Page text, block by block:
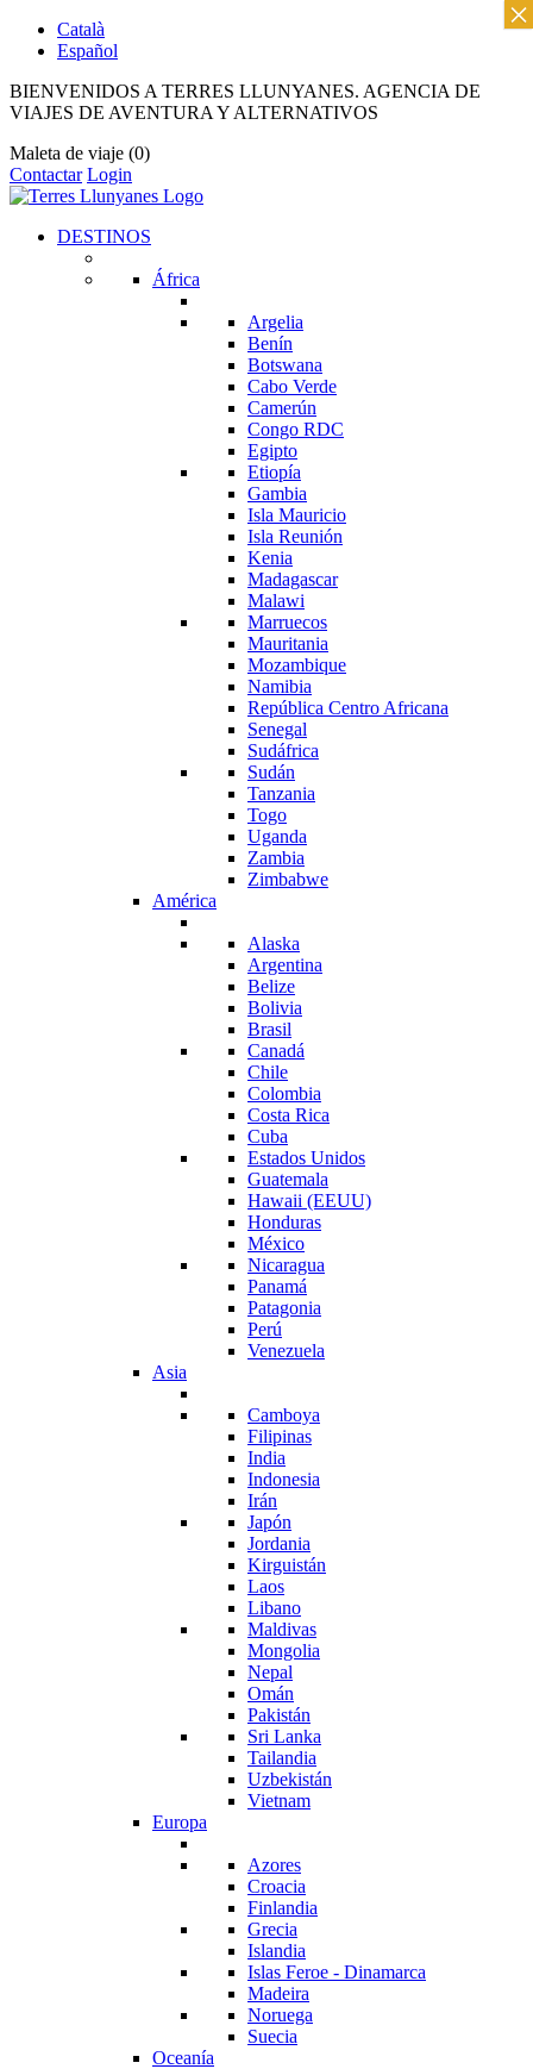
Català
Español
BIENVENIDOS A TERRES LLUNYANES. AGENCIA DE
VIAJES DE AVENTURA Y ALTERNATIVOS
Maleta de viaje (0)
Contactar Login
DESTINOS
África
Argelia
Benín
Botswana
Cabo Verde
Camerún
Congo RDC
Egipto
Etiopía
Gambia
Isla Mauricio
Isla Reunión
Kenia
Madagascar
Malawi
Marruecos
Mauritania
Mozambique
Namibia
República Centro Africana
Senegal
Sudáfrica
Sudán
Tanzania
Togo
Uganda
Zambia
Zimbabwe
América
Alaska
Argentina
Belize
Bolivia
Brasil
Canadá
Chile
Colombia
Costa Rica
Cuba
Estados Unidos
Guatemala
Hawaii (EEUU)
Honduras
México
Nicaragua
Panamá
Patagonia
Perú
Venezuela
Asia
Camboya
Filipinas
India
Indonesia
Irán
Japón
Jordania
Kirguistán
Laos
Libano
Maldivas
Mongolia
Nepal
Omán
Pakistán
Sri Lanka
Tailandia
Uzbekistán
Vietnam
Europa
Azores
Croacia
Finlandia
Grecia
Islandia
Islas Feroe - Dinamarca
Madeira
Noruega
Suecia
Oceanía
×